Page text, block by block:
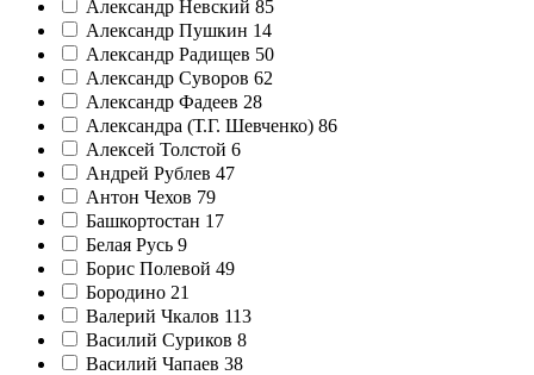
Александр Невский 85
Александр Пушкин 14
Александр Радищев 50
Александр Суворов 62
Александр Фадеев 28
Александра (Т.Г. Шевченко) 86
Алексей Толстой 6
Андрей Рублев 47
Антон Чехов 79
Башкортостан 17
Белая Русь 9
Борис Полевой 49
Бородино 21
Валерий Чкалов 113
Василий Суриков 8
Василий Чапаев 38